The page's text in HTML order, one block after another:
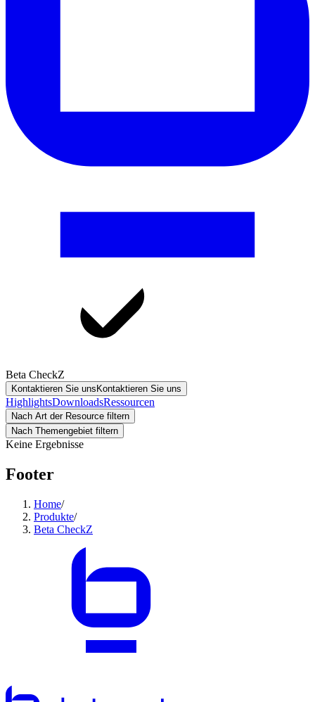
Beta CheckZ
Kontaktieren Sie uns Kontaktieren Sie uns
HighlightsDownloadsRessourcen
Nach Art der Resource filtern
Nach Themengebiet filtern
Keine Ergebnisse
Footer
Home/
Produkte/
Beta CheckZ